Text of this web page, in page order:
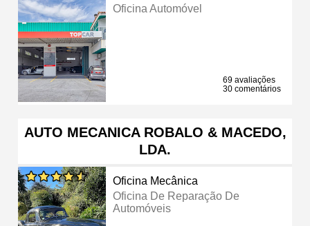
Oficina Automóvel
69 avaliações
30 comentários
AUTO MECANICA ROBALO & MACEDO,
LDA.
Oficina Mecânica
Oficina De Reparação De
Automóveis